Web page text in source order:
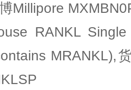
Millipore
RANKL
MRANKL),